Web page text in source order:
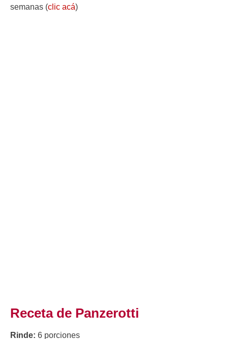
semanas (clic acá)
Receta de Panzerotti
Rinde: 6 porciones